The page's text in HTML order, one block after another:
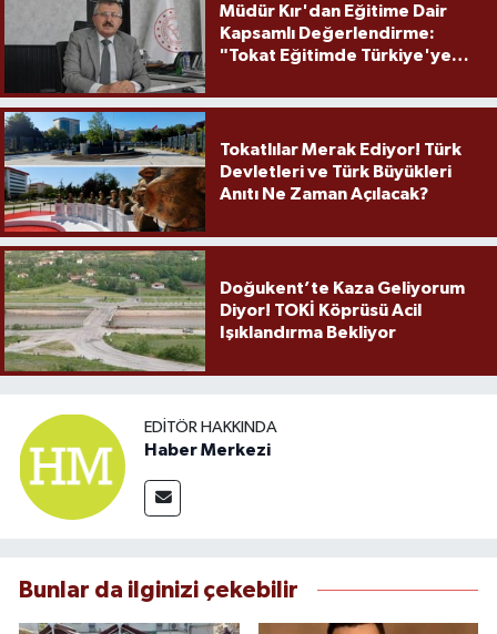
Müdür Kır'dan Eğitime Dair
Kapsamlı Değerlendirme:
"Tokat Eğitimde Türkiye'ye
Tokatlılar Merak Ediyor! Türk
Devletleri ve Türk Büyükleri
Anıtı Ne Zaman Açılacak?
Doğukent’te Kaza Geliyorum
Diyor! TOKİ Köprüsü Acil
Işıklandırma Bekliyor
EDITÖR HAKKINDA
Haber Merkezi
Bunlar da ilginizi çekebilir